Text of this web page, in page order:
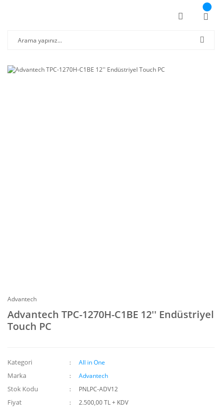
Advantech
Advantech TPC-1270H-C1BE 12'' Endüstriyel
Touch PC
Kategori All in One
Marka Advantech
Stok Kodu PNLPC-ADV12
Fiyat 2.500,00 TL + KDV